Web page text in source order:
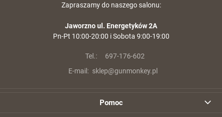
Zapraszamy do naszego salonu:
Jaworzno ul. Energetyków 2A
Pn-Pt 10:00-20:00 i Sobota 9:00-19:00
Tel.:
697-176-602
E-mail: sklep@gunmonkey.pl
Pomoc